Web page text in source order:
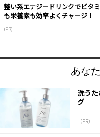
整い系エナジードリンクでビタ
も栄養素も効率よくチャージ！
(PR)
あな
洗う
グ
（PR）